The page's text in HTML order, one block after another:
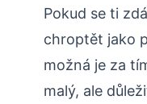
Pokud se ti
chroptět jako
možná je za
malý, ale